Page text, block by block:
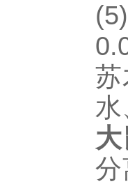
苏